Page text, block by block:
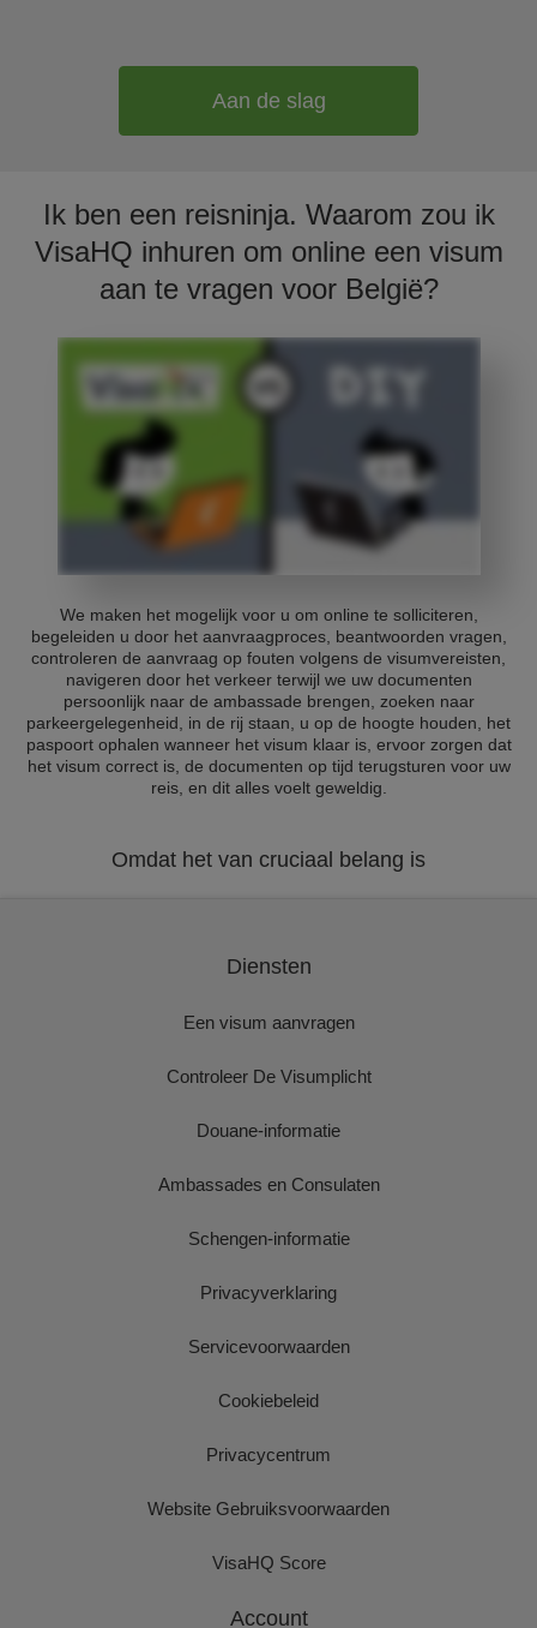
Aan de slag
Ik ben een reisninja. Waarom zou ik
VisaHQ inhuren om online een visum
aan te vragen voor België?
We maken het mogelijk voor u om online te solliciteren,
begeleiden u door het aanvraagproces, beantwoorden vragen,
controleren de aanvraag op fouten volgens de visumvereisten,
navigeren door het verkeer terwijl we uw documenten
persoonlijk naar de ambassade brengen, zoeken naar
parkeergelegenheid, in de rij staan, u op de hoogte houden, het
paspoort ophalen wanneer het visum klaar is, ervoor zorgen dat
het visum correct is, de documenten op tijd terugsturen voor uw
reis, en dit alles voelt geweldig.
Omdat het van cruciaal belang is
Diensten
Een visum aanvragen
Controleer De Visumplicht
Douane-informatie
Ambassades en Consulaten
Schengen-informatie
Privacyverklaring
Servicevoorwaarden
Cookiebeleid
Privacycentrum
Website Gebruiksvoorwaarden
VisaHQ Score
Account